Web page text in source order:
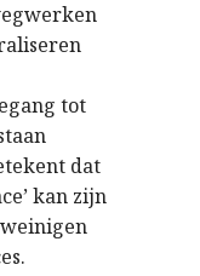
tot

dat
kan zijn